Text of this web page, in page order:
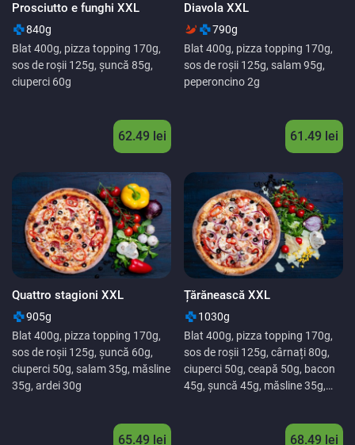
Prosciutto e funghi XXL
840g
Blat 400g, pizza topping 170g,
sos de roșii 125g, șuncă 85g,
ciuperci 60g
62.49 lei
Diavola XXL
790g
Blat 400g, pizza topping 170g,
sos de roșii 125g, salam 95g,
peperoncino 2g
61.49 lei
Quattro stagioni XXL
905g
Blat 400g, pizza topping 170g,
sos de roșii 125g, șuncă 60g,
ciuperci 50g, salam 35g, măsline
35g, ardei 30g
65.49 lei
Țărănească XXL
1030g
Blat 400g, pizza topping 170g,
sos de roșii 125g, cârnați 80g,
ciuperci 50g, ceapă 50g, bacon
45g, șuncă 45g, măsline 35g,
68.49 lei